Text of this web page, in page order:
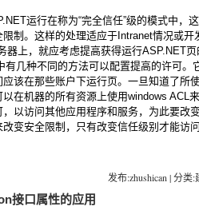
运行在称为“完全信任”级的模式中，
限制。这样的处理适应于Intranet情况或
器上，就应考虑提高获得运行ASP.NET
有几种不同的方法可以配置提高的许可。
该在那些账户下运行页。一旦知道了所
以在机器的所有资源上使用windows ACL
，以访问其他应用程序和服务，为此要改
改变安全限制，只有改变信任级别才能访
发布:zhushican | 分类
接口属性的应用